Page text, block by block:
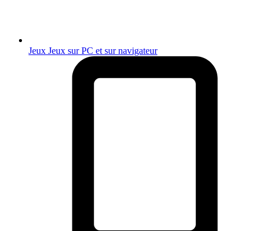
Jeux Jeux sur PC et sur navigateur